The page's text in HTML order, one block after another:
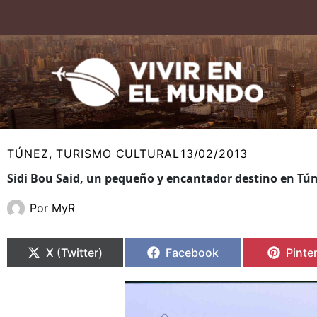
contenido
TÚNEZ,TURISMO CULTURAL13/02/2013
Sidi Bou Said, un pequeño y encantador destino en
Por MyR
en
X (Twitter)
en
Facebook
en
en
en
en